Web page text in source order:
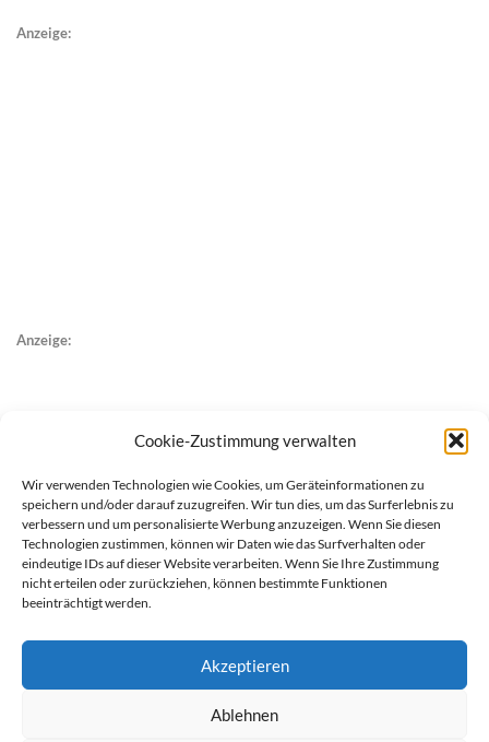
Cookie-Zustimmung verwalten
Wir verwenden Technologien wie Cookies, um Geräteinformationen zu
speichern und/oder darauf zuzugreifen. Wir tun dies, um das Surferlebnis zu
verbessern und um personalisierte Werbung anzuzeigen. Wenn Sie diesen
Technologien zustimmen, können wir Daten wie das Surfverhalten oder
eindeutige IDs auf dieser Website verarbeiten. Wenn Sie Ihre Zustimmung
nicht erteilen oder zurückziehen, können bestimmte Funktionen
beeinträchtigt werden.
Akzeptieren
Ablehnen
Anzeige:
Anzeige: